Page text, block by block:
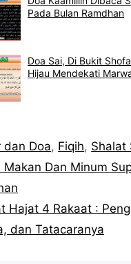
Pada Bulan Ramdhan
Doa Sai, Di Bukit
Hijau Mendekati
dan Doa, Fiqih, Shalat
Makan Dan Minum
Hajat 4 Rakaat :
dan Tatacaranya